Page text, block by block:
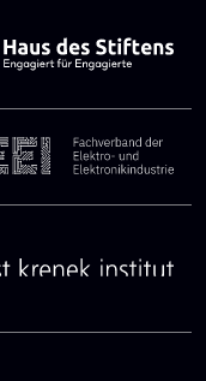
SVG Datei
SVG Datei
SVG Datei